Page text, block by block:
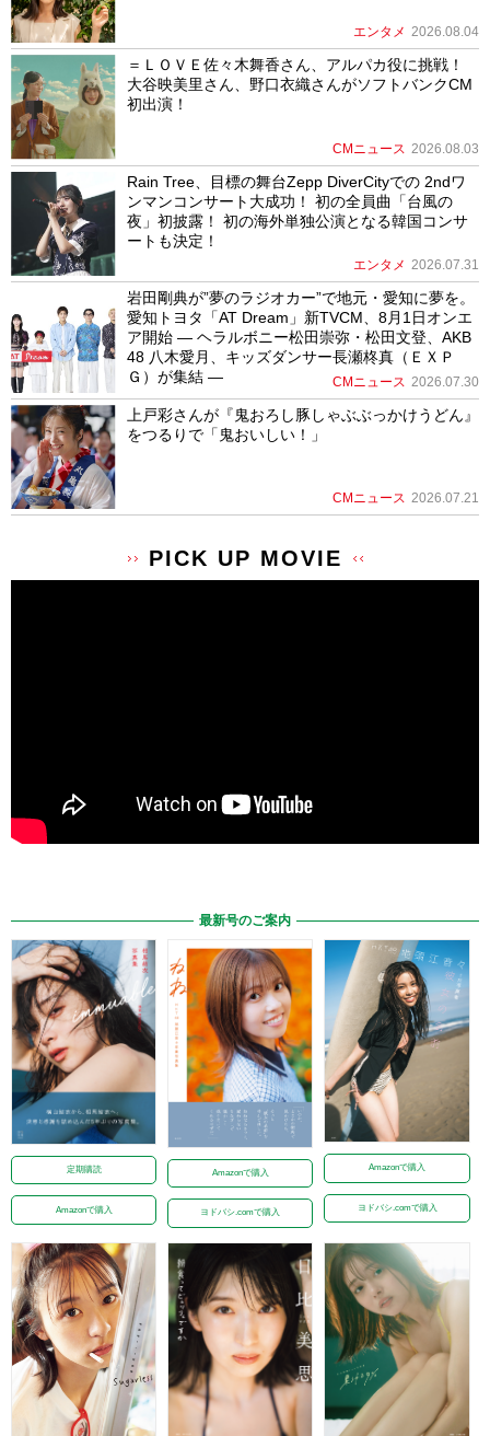
エンタメ 2026.08.04
＝ＬＯＶＥ佐々木舞香さん、アルパカ役に挑戦！
大谷映美里さん、野口衣織さんがソフトバンクCM
初出演！
CMニュース 2026.08.03
Rain Tree、目標の舞台Zepp DiverCityでの 2ndワ
ンマンコンサート大成功！ 初の全員曲「台風の
夜」初披露！ 初の海外単独公演となる韓国コンサ
ートも決定！
エンタメ 2026.07.31
岩田剛典が”夢のラジオカー”で地元・愛知に夢を。
愛知トヨタ「AT Dream」新TVCM、8月1日オンエ
ア開始 ― ヘラルボニー松田崇弥・松田文登、AKB
48 八木愛月、キッズダンサー長瀬柊真（ＥＸＰ
Ｇ）が集結 ―
CMニュース 2026.07.30
上戸彩さんが『鬼おろし豚しゃぶぶっかけうどん』
をつるりで「鬼おいしい！」
CMニュース 2026.07.21
PICK UP MOVIE
最新号のご案内
定期購読
Amazonで購入
Amazonで購入
ヨドバシ.comで購入
Amazonで購入
ヨドバシ.comで購入